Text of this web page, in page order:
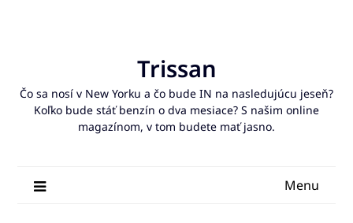
Trissan
Čo sa nosí v New Yorku a čo bude IN na nasledujúcu jeseň?
Koľko bude stáť benzín o dva mesiace? S našim online
magazínom, v tom budete mať jasno.
Menu